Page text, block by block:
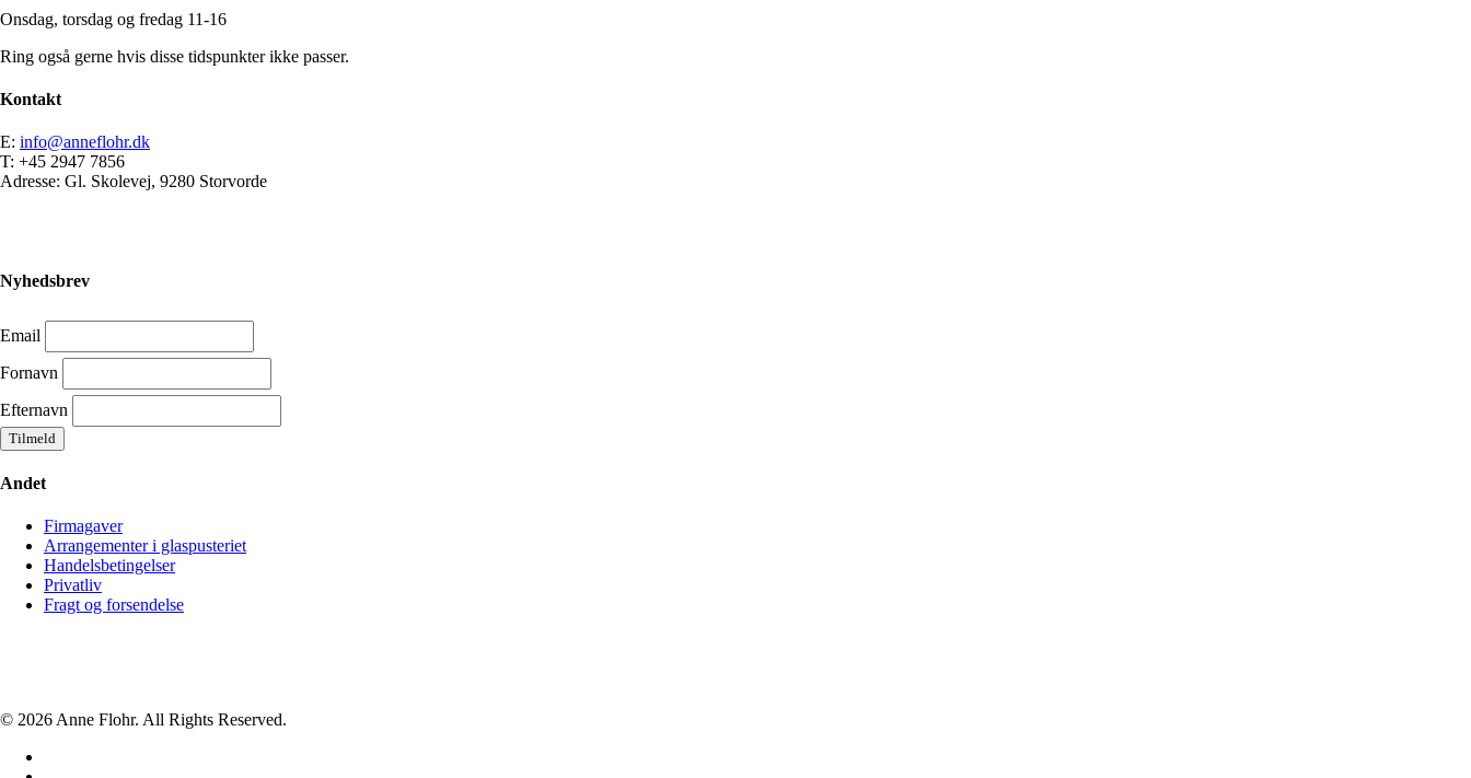
Onsdag, torsdag og fredag 11-16
Ring også gerne hvis disse tidspunkter ikke passer.
Kontakt
E: info@anneflohr.dk
T: +45 2947 7856
Adresse: Gl. Skolevej, 9280 Storvorde
Nyhedsbrev
Email
Fornavn
Efternavn
Andet
Firmagaver
Arrangementer i glaspusteriet
Handelsbetingelser
Privatliv
Fragt og forsendelse
© 2026 Anne Flohr. All Rights Reserved.